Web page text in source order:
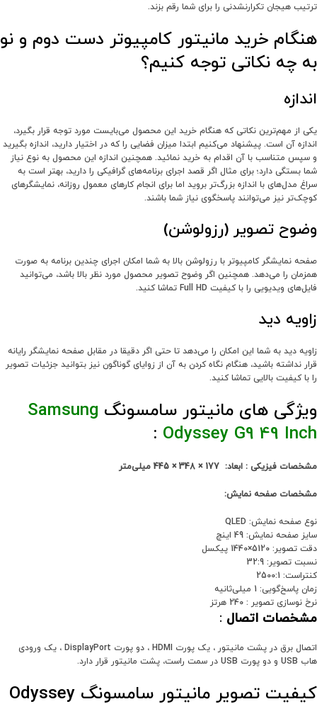
ترتیب هیجان تکرارنشدنی را برای شما رقم بزند.
هنگام خرید مانیتور کامپیوتر دست دوم و نو
به چه نکاتی توجه کنیم؟
اندازه
یکی از مهم‌ترین نکاتی که هنگام خرید این محصول می‌بایست مورد توجه قرار بگیرد،
اندازه آن است. پیشنهاد می‌کنیم ابتدا میزان فضایی را که در اختیار دارید، اندازه بگیرید
و سپس متناسب با آن اقدام به خرید نمائید. همچنین اندازه این محصول به نوع نیاز
شما بستگی دارد؛ برای مثال اگر قصد اجرای برنامه‌های گرافیکی را دارید، بهتر است به
سراغ مدل‌های با اندازه بزرگ‌تر بروید اما برای انجام کارهای معمول روزانه، نمایشگرهای
کوچک‌تر نیز می‌توانند پاسخگوی نیاز شما باشند.
وضوح تصویر (رزولوشن)
صفحه نمایشگر کامپیوتر با رزولوشن بالا به شما امکان اجرای چندین برنامه به صورت
همزمان را می‌دهد. همچنین اگر وضوح تصویر محصول مورد نظر بالا باشد، می‌توانید
فایل‌های ویدیویی را با کیفیت Full HD تماشا کنید.
زاویه دید
زاویه دید به شما این امکان را می‌دهد تا حتی اگر دقیقا در مقابل صفحه نمایشگر رایانه
قرار نداشته باشید، هنگام نگاه کردن به آن از زوایای گوناگون نیز بتوانید جزئیات تصویر
را با کیفیت بالایی تماشا کنید.
ویژگی های مانیتور سامسونگ Samsung
Odyssey G9 49 Inch
:
مشخصات فیزیکی : ابعاد: 177 × 348 × 445 میلی‌متر
مشخصات صفحه نمایش:
نوع صفحه نمایش: QLED
سایز صفحه نمایش: 49 اینچ
دقت تصویر: 5120×1440 پیکسل
نسبت تصویر: 32:9
کنتراست: 2500:1
زمان پاسخ‌گویی: 1 میلی‌ثانیه
نرخ نوسازی تصویر : 240 هرتز
مشخصات اتصال :
اتصال برق در پشت مانیتور ، یک پورت HDMI ، دو پورت DisplayPort ، یک ورودی
هاب USB و دو پورت USB در سمت راست، پشت مانیتور قرار دارد.
کیفیت تصویر مانیتور سامسونگ Odyssey